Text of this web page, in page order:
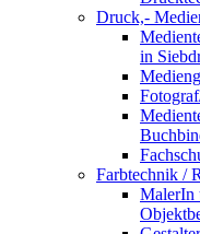
Druck,-
in
Farbtechnik /
MalerIn